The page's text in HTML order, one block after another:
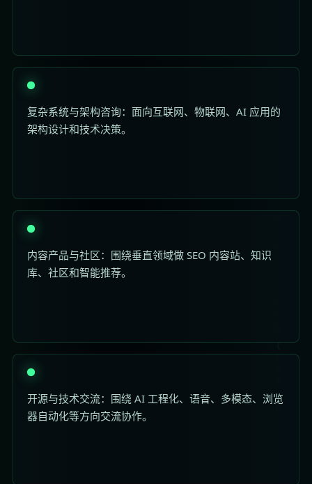
复杂系统与架构咨询：面向互联网、物联网、AI 应用的
架构设计和技术决策。
内容产品与社区：围绕垂直领域做 SEO 内容站、知识
库、社区和智能推荐。
开源与技术交流：围绕 AI 工程化、语音、多模态、浏览
器自动化等方向交流协作。